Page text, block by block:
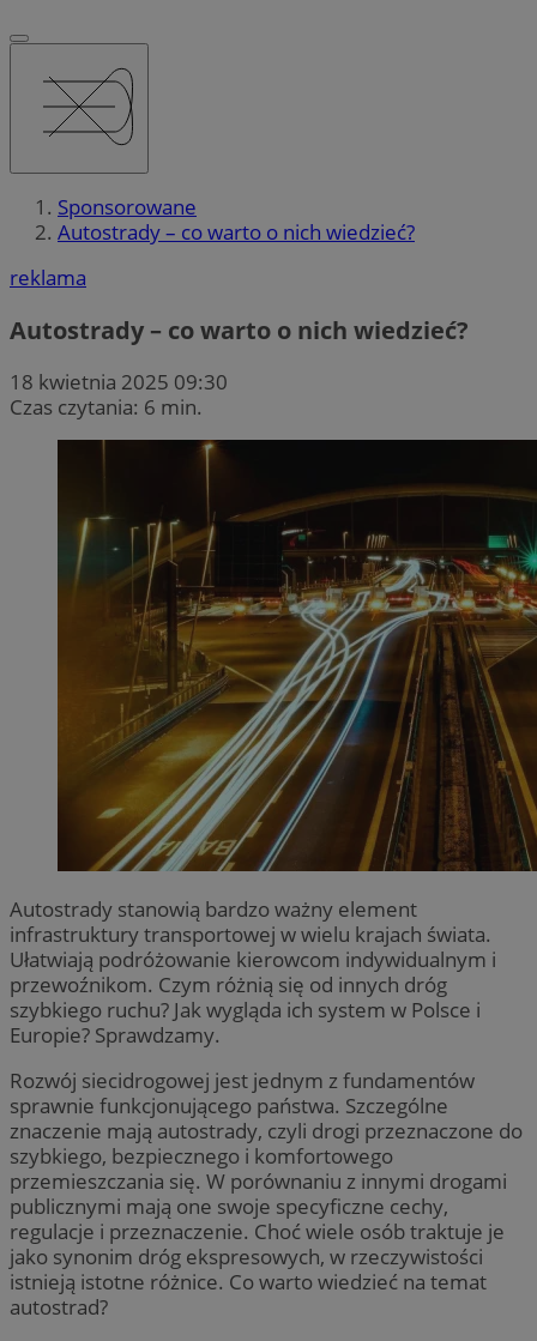
Sponsorowane
Autostrady – co warto o nich wiedzieć?
reklama
Autostrady – co warto o nich wiedzieć?
18 kwietnia 2025 09:30
Czas czytania: 6 min.
Autostrady stanowią bardzo ważny element
infrastruktury transportowej w wielu krajach świata.
Ułatwiają podróżowanie kierowcom indywidualnym i
przewoźnikom. Czym różnią się od innych dróg
szybkiego ruchu? Jak wygląda ich system w Polsce i
Europie? Sprawdzamy.
Rozwój siecidrogowej jest jednym z fundamentów
sprawnie funkcjonującego państwa. Szczególne
znaczenie mają autostrady, czyli drogi przeznaczone do
szybkiego, bezpiecznego i komfortowego
przemieszczania się. W porównaniu z innymi drogami
publicznymi mają one swoje specyficzne cechy,
regulacje i przeznaczenie. Choć wiele osób traktuje je
jako synonim dróg ekspresowych, w rzeczywistości
istnieją istotne różnice. Co warto wiedzieć na temat
autostrad?